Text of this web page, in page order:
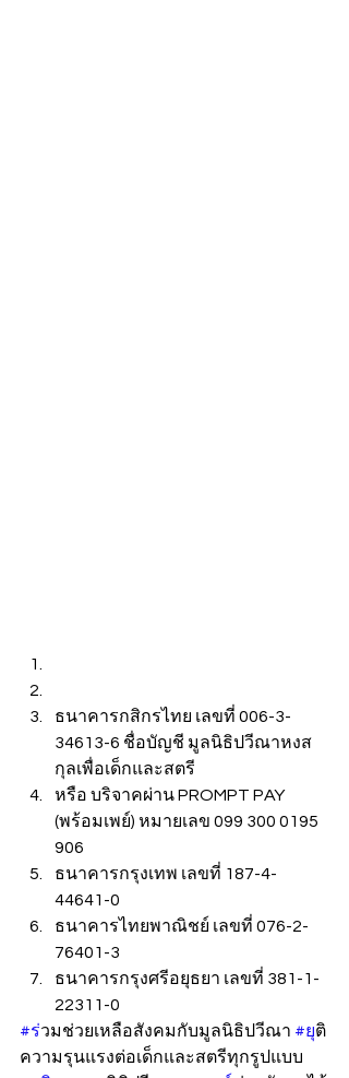
ธนาคารกสิกรไทย เลขที่ 006-3-
34613-6 ชื่อบัญชี มูลนิธิปวีณาหงส
กุลเพื่อเด็กและสตรี
หรือ บริจาคผ่าน PROMPT PAY
(พร้อมเพย์) หมายเลข 099 300 0195
906
ธนาคารกรุงเทพ เลขที่ 187-4-
44641-0
ธนาคารไทยพาณิชย์ เลขที่ 076-2-
76401-3
ธนาคารกรุงศรีอยุธยา เลขที่ 381-1-
22311-0
#ร่วมช่วยเหลือสังคมกับมูลนิธิปวีณา #ยุติ
ความรุนแรงต่อเด็กและสตรีทุกรูปแบบ